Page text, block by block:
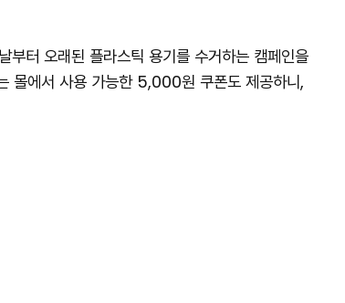
부터 오래된 플라스틱 용기를 수거하는 캠페인을
몰에서 사용 가능한 5,000원 쿠폰도 제공하니,